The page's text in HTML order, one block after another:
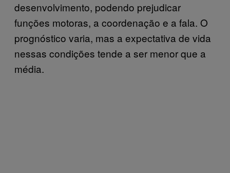
desenvolvimento, podendo prejudicar
funções motoras, a coordenação e a fala. O
prognóstico varia, mas a expectativa de vida
nessas condições tende a ser menor que a
média.